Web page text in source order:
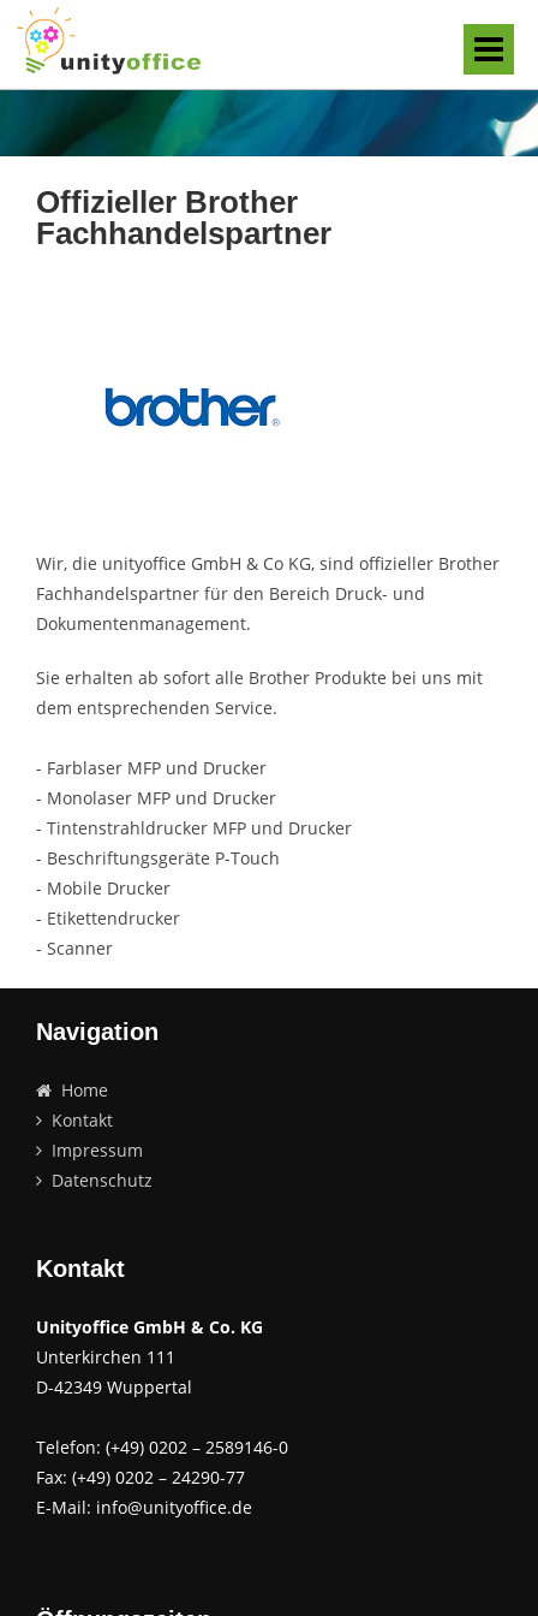
Offizieller Brother
Fachhandelspartner
Wir, die unityoffice GmbH & Co KG, sind offizieller Brother
Fachhandelspartner für den Bereich Druck- und
Dokumentenmanagement.
Sie erhalten ab sofort alle Brother Produkte bei uns mit
dem entsprechenden Service.
- Farblaser MFP und Drucker
- Monolaser MFP und Drucker
- Tintenstrahldrucker MFP und Drucker
- Beschriftungsgeräte P-Touch
- Mobile Drucker
- Etikettendrucker
- Scanner
Navigation
Home
Kontakt
Impressum
Datenschutz
Kontakt
Unityoffice GmbH & Co. KG
Unterkirchen 111
D-42349 Wuppertal
Telefon: (+49) 0202 – 2589146-0
Fax: (+49) 0202 – 24290-77
E-Mail: info@unityoffice.de